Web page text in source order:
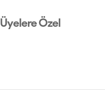
Üyelere Özel